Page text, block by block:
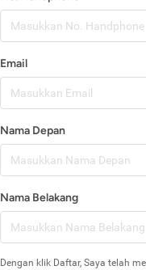
Email
Nama Depan
Nama Belakang
Dengan klik Daftar, Saya telah